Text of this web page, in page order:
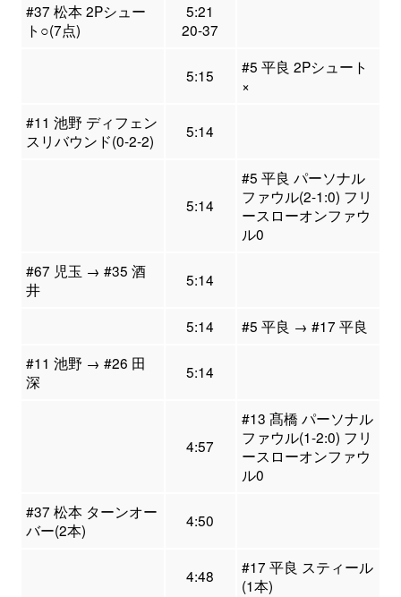
#37 松本 2Pシュー
ト○(7点)
5:21
20-37
5:15
#5 平良 2Pシュート
×
#11 池野 ディフェン
スリバウンド(0-2-2)
5:14
5:14
#5 平良 パーソナル
ファウル(2-1:0) フリ
ースローオンファウ
ル0
#67 児玉 → #35 酒
井
5:14
5:14
#5 平良 → #17 平良
#11 池野 → #26 田
深
5:14
4:57
#13 髙橋 パーソナル
ファウル(1-2:0) フリ
ースローオンファウ
ル0
#37 松本 ターンオー
バー(2本)
4:50
4:48
#17 平良 スティール
(1本)